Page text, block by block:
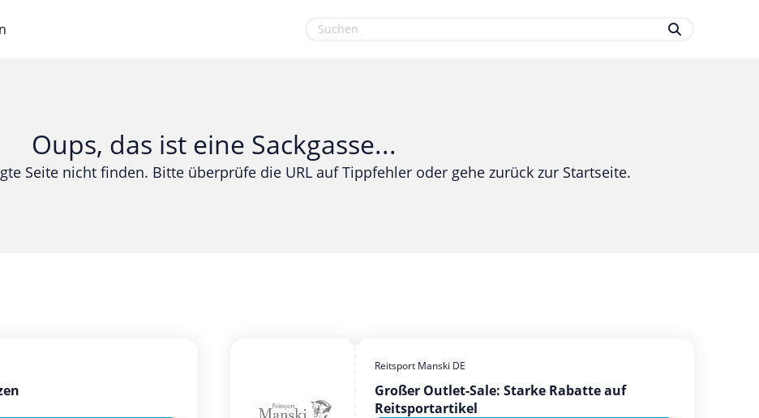
Gesundheit & Beauty
Mobilfunk & Internet
Oups, das ist eine Sackgasse...
Seite nicht finden. Bitte überprüfe die URL auf Tippfehler oder gehe zurück zur Startseite.
Reitsport Manski DE
Großer Outlet-Sale: Starke Rabatte auf
Reitsportartikel